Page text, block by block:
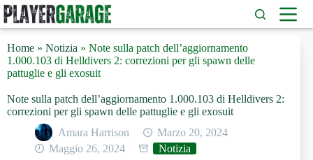
Salta
al
contenuto
Home » Notizia » Note sulla patch dell’aggiornamento
1.000.103 di Helldivers 2: correzioni per gli spawn delle
pattuglie e gli exosuit
Note sulla patch dell’aggiornamento 1.000.103 di Helldivers 2:
correzioni per gli spawn delle pattuglie e gli exosuit
Amara Harrison
Marzo 20, 2024
Maggio 26, 2024
Notizia